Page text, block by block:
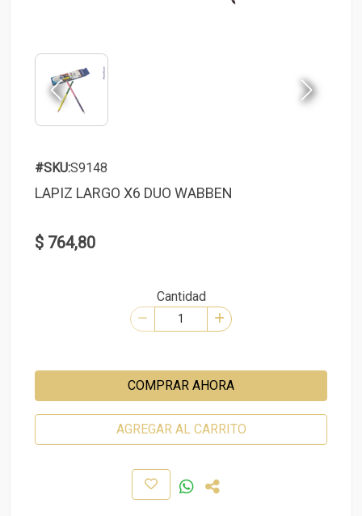
#SKU:S9148
LAPIZ LARGO X6 DUO WABBEN
$ 764,80
Cantidad
COMPRAR AHORA
AGREGAR AL CARRITO